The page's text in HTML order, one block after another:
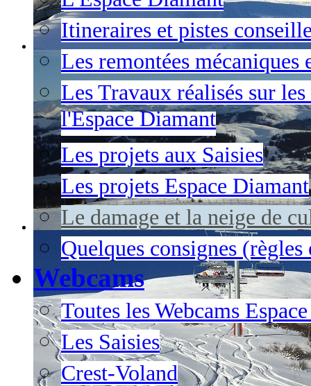
Itineraires et pistes
Les remontées mécaniques
Les Travaux réalisés sur
l'Espace Diamant
Les projets aux Saisies
Les projets Espace Diamant
Le damage et la neige de
Quelques consignes (règles
Webcams
Toutes les Webcams
Les Saisies
Crest-Voland